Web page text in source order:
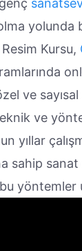
yolunda
Kursu,
ve sayısal
ve
yıllar
sahip sanat
yöntemler